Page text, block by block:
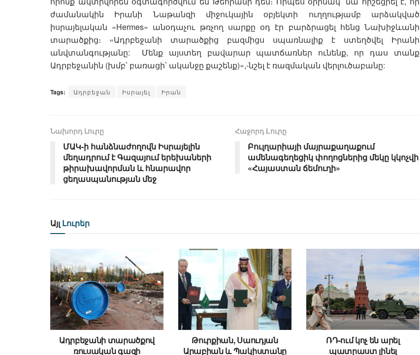
ժամանակին Իրանի Նաթանզի միջուկային օբյեկտի ուղղությամբ արձակված
իսրայելական «Hermes» անօդաչու թռչող սարքը օդ էր բարձրացել հենց Նախիջևանի
տարածքից։ «Ադրբեջանի տարածքից բազմիցս սպառնալիք է ստեղծվել Իրանի
անվտանգությանը: Մենք այստեղ բավարար պատճառներ ունենք, որ դաս տանք
Ադրբեջանին (խմբ՝ բառացի՝ ականջը քաշենք)»,-նշել է ռազմական վերլուծաբանը:
Tags: Ադրբեջան Իսրայել Իրան
Նախորդ Լուրը
ՄԱԿ-ի հանձնաժողովն Իսրայելին
մեղադրում է Գազայում երեխաների
թիրախավորման և հնարավոր
ցեղասպանության մեջ
Հաջորդ Lուրը
Բուլղարիայի մայրաքաղաքում
ամենագեղեցիկ փողոցներից մեկը կկոչվի
«Հայաստան ճեմուղի»
Այլ Լուրեր
Ադրբեջանի տարածքով
ռուսական գազի
Թուրքիան, Սաուդյան
Արաբիան և Պակիստանը
ՌԴ-ում կոչ են արել
պատրաստ լինել